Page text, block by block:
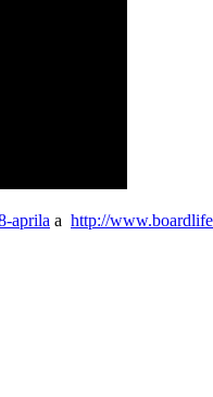
aprila a http://